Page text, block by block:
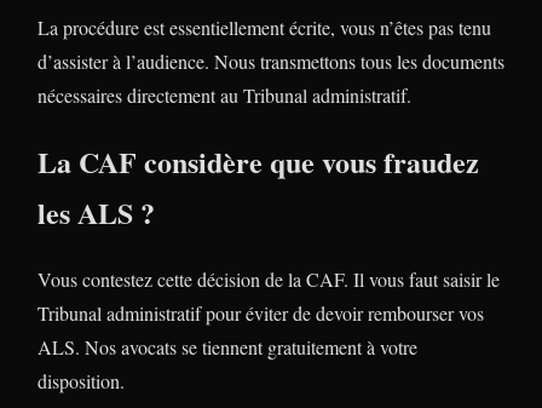
La procédure est essentiellement écrite, vous n’êtes pas tenu
d’assister à l’audience. Nous transmettons tous les documents
nécessaires directement au Tribunal administratif.
La CAF considère que vous fraudez
les ALS ?
Vous contestez cette décision de la CAF. Il vous faut saisir le
Tribunal administratif pour éviter de devoir rembourser vos
ALS. Nos avocats se tiennent gratuitement à votre
disposition.